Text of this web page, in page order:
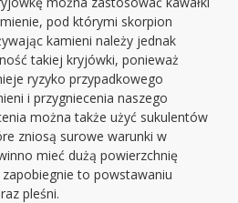
pod którymi skorpion
kamieni należy jednak
takiej kryjówki, ponieważ
ryzyko przypadkowego
i przygniecenia naszego
można także użyć sukulentów
zniosą surowe warunki w
mieć dużą powierzchnię
to powstawaniu
pleśni.